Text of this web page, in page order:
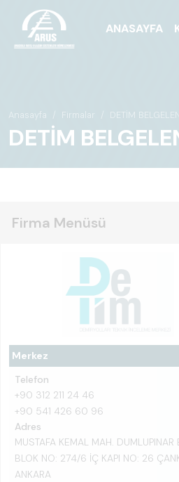
ANASAYFA
Anasayfa Firmalar DETİM
DETİM
Firma Menüsü
Merkez
Telefon
+90 312 211 24 46
+90 541 426 60 96
Adres
MUSTAFA KEMAL MAH. DUMLUPINAR
BLOK NO: 274/6 İÇ KAPI NO: 26
ANKARA